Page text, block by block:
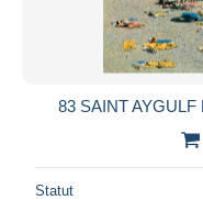
83 SAINT
Statut